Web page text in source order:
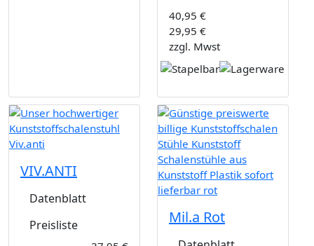
40,95 €
29,95 €
zzgl. Mwst
VIV.ANTI
Datenblatt
Preisliste
Mil.a Rot